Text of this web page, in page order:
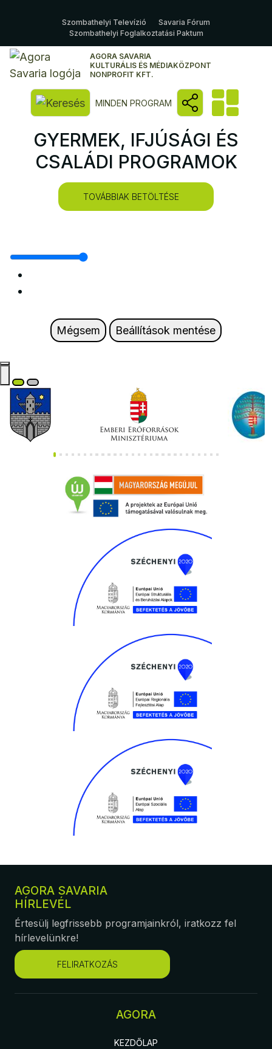
Szombathelyi Televízió
Savaria Fórum
Szombathelyi Foglalkoztatási Paktum
AGORA SAVARIA
KULTURÁLIS ÉS MÉDIAKÖZPONT
NONPROFIT KFT.
Kereső megnyitása
MINDEN PROGRAM
GYERMEK, IFJÚSÁGI ÉS
CSALÁDI PROGRAMOK
TOVÁBBIAK BETÖLTÉSE
Mégsem Beállítások mentése
AGORA SAVARIA
HÍRLEVÉL
Értesülj legfrissebb programjainkról, iratkozz fel
hírlevelünkre!
FELIRATKOZÁS
AGORA
KEZDŐLAP